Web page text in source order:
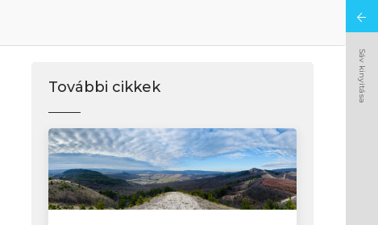
További cikkek Sáv kinyitása